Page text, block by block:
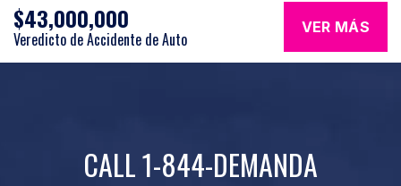
$43,000,000
Veredicto de Accidente de Auto
VER MÁS
CALL 1-844-DEMANDA